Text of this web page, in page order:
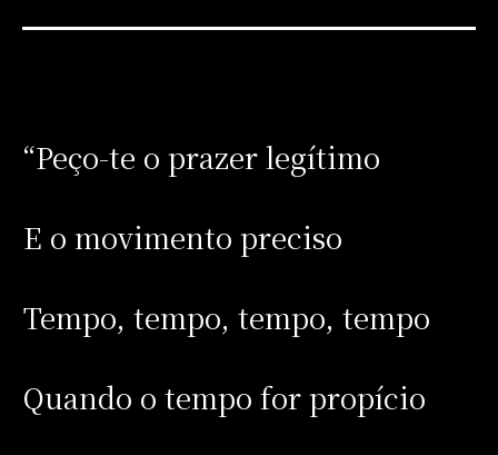
“Peço-te o prazer legítimo
E o movimento preciso
Tempo, tempo, tempo, tempo
Quando o tempo for propício